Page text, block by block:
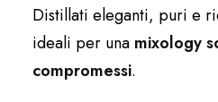
Distillati eleganti, puri e
ideali per una mixology
compromessi.